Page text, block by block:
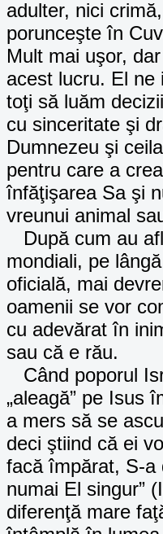
adulter, nici
porunceşte în
Mult mai uşor,
acest lucru. El ne
toţi să luăm
cu sinceritate şi
Dumnezeu şi
pentru care a
înfăţişarea Sa şi
vreunui animal
După cum au
mondiali, pe
oficială, mai
oamenii se vor
cu adevărat în
sau că e rău.
Când poporul
„aleagă” pe Isus
a mers să se
deci ştiind că ei
facă împărat, S-a
numai El singur”
diferenţă mare